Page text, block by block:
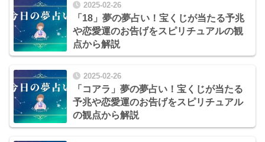
2025-02-26
「18」夢の夢占い！宝くじが当たる予兆
や恋愛運のお告げをスピリチュアルの観
点から解説
2025-02-26
「コアラ」夢の夢占い！宝くじが当たる
予兆や恋愛運のお告げをスピリチュアル
の観点から解説